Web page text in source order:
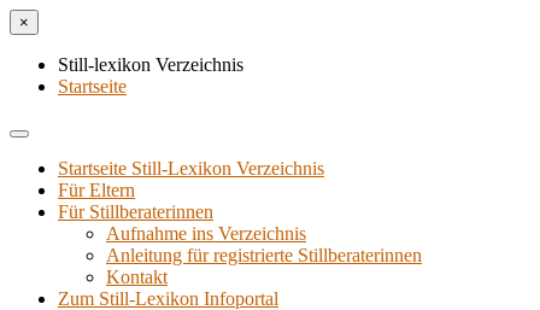
×
Still-lexikon Verzeichnis
Startseite
Startseite Still-Lexikon Verzeichnis
Für Eltern
Für Stillberaterinnen
Aufnahme ins Verzeichnis
Anlei­tung für regis­trier­te Stillberaterinnen
Kon­takt
Zum Still-Lexikon Infoportal